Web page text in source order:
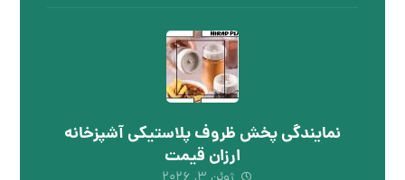
نمایندگی پخش ظروف پلاستیکی آشپزخانه
ارزان قیمت